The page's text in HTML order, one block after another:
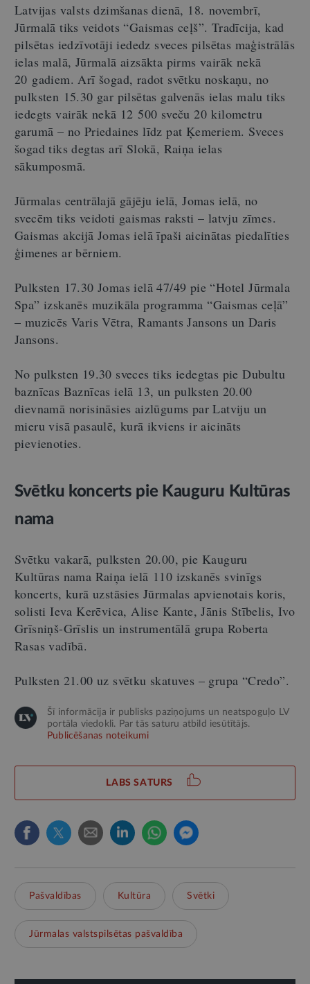
Latvijas valsts dzimšanas dienā, 18. novembrī,
Jūrmalā tiks veidots “Gaismas ceļš”. Tradīcija, kad
pilsētas iedzīvotāji iededz sveces pilsētas maģistrālās
ielas malā, Jūrmalā aizsākta pirms vairāk nekā
20 gadiem. Arī šogad, radot svētku noskaņu, no
pulksten 15.30 gar pilsētas galvenās ielas malu tiks
iedegts vairāk nekā 12 500 sveču 20 kilometru
garumā – no Priedaines līdz pat Ķemeriem. Sveces
šogad tiks degtas arī Slokā, Raiņa ielas
sākumposmā.
Jūrmalas centrālajā gājēju ielā, Jomas ielā, no
svecēm tiks veidoti gaismas raksti – latvju zīmes.
Gaismas akcijā Jomas ielā īpaši aicinātas piedalīties
ģimenes ar bērniem.
Pulksten 17.30 Jomas ielā 47/49 pie “Hotel Jūrmala
Spa” izskanēs muzikāla programma “Gaismas ceļā”
– muzicēs Varis Vētra, Ramants Jansons un Daris
Jansons.
No pulksten 19.30 sveces tiks iedegtas pie Dubultu
baznīcas Baznīcas ielā 13, un pulksten 20.00
dievnamā norisināsies aizlūgums par Latviju un
mieru visā pasaulē, kurā ikviens ir aicināts
pievienoties.
Svētku koncerts pie Kauguru Kultūras
nama
Svētku vakarā, pulksten 20.00, pie Kauguru
Kultūras nama Raiņa ielā 110 izskanēs svinīgs
koncerts, kurā uzstāsies Jūrmalas apvienotais koris,
solisti Ieva Kerēvica, Alise Kante, Jānis Stībelis, Ivo
Grīsniņš-Grīslis un instrumentālā grupa Roberta
Rasas vadībā.
Pulksten 21.00 uz svētku skatuves – grupa “Credo”.
Šī informācija ir publisks paziņojums un neatspoguļo LV
portāla viedokli. Par tās saturu atbild iesūtītājs.
Publicēšanas noteikumi
LABS SATURS
Pašvaldības Kultūra Svētki
Jūrmalas valstspilsētas pašvaldība